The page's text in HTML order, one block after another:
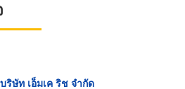
บริษัท เอ็มเค ริช จำกัด